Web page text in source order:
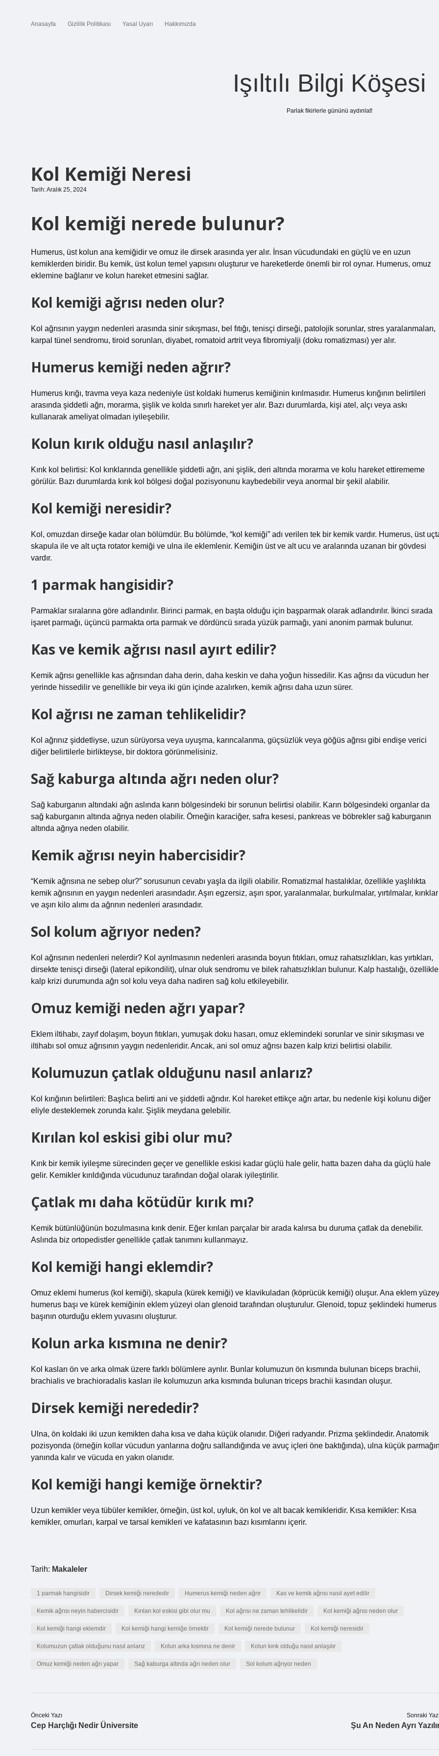
Anasayfa Gizlilik Politikası Yasal Uyarı Hakkımızda
Işıltılı Bilgi Köşesi
Parlak fikirlerle gününü aydınlat!
Kol Kemiği Neresi
Tarih: Aralık 25, 2024
Kol kemiği nerede bulunur?
Humerus, üst kolun ana kemiğidir ve omuz ile dirsek arasında yer alır. İnsan vücudundaki en güçlü ve en uzun
kemiklerden biridir. Bu kemik, üst kolun temel yapısını oluşturur ve hareketlerde önemli bir rol oynar. Humerus, omuz
eklemine bağlanır ve kolun hareket etmesini sağlar.
Kol kemiği ağrısı neden olur?
Kol ağrısının yaygın nedenleri arasında sinir sıkışması, bel fıtığı, tenisçi dirseği, patolojik sorunlar, stres yaralanmaları,
karpal tünel sendromu, tiroid sorunları, diyabet, romatoid artrit veya fibromiyalji (doku romatizması) yer alır.
Humerus kemiği neden ağrır?
Humerus kırığı, travma veya kaza nedeniyle üst koldaki humerus kemiğinin kırılmasıdır. Humerus kırığının belirtileri
arasında şiddetli ağrı, morarma, şişlik ve kolda sınırlı hareket yer alır. Bazı durumlarda, kişi atel, alçı veya askı
kullanarak ameliyat olmadan iyileşebilir.
Kolun kırık olduğu nasıl anlaşılır?
Kırık kol belirtisi: Kol kırıklarında genellikle şiddetli ağrı, ani şişlik, deri altında morarma ve kolu hareket ettirememe
görülür. Bazı durumlarda kırık kol bölgesi doğal pozisyonunu kaybedebilir veya anormal bir şekil alabilir.
Kol kemiği neresidir?
Kol, omuzdan dirseğe kadar olan bölümdür. Bu bölümde, “kol kemiği” adı verilen tek bir kemik vardır. Humerus, üst
skapula ile ve alt uçta rotator kemiği ve ulna ile eklemlenir. Kemiğin üst ve alt ucu ve aralarında uzanan bir gövdesi
vardır.
1 parmak hangisidir?
Parmaklar sıralarına göre adlandırılır. Birinci parmak, en başta olduğu için başparmak olarak adlandırılır. İkinci sırada
işaret parmağı, üçüncü parmakta orta parmak ve dördüncü sırada yüzük parmağı, yani anonim parmak bulunur.
Kas ve kemik ağrısı nasıl ayırt edilir?
Kemik ağrısı genellikle kas ağrısından daha derin, daha keskin ve daha yoğun hissedilir. Kas ağrısı da vücudun her
yerinde hissedilir ve genellikle bir veya iki gün içinde azalırken, kemik ağrısı daha uzun sürer.
Kol ağrısı ne zaman tehlikelidir?
Kol ağrınız şiddetliyse, uzun sürüyorsa veya uyuşma, karıncalanma, güçsüzlük veya göğüs ağrısı gibi endişe verici
diğer belirtilerle birlikteyse, bir doktora görünmelisiniz.
Sağ kaburga altında ağrı neden olur?
Sağ kaburganın altındaki ağrı aslında karın bölgesindeki bir sorunun belirtisi olabilir. Karın bölgesindeki organlar da
sağ kaburganın altında ağrıya neden olabilir. Örneğin karaciğer, safra kesesi, pankreas ve böbrekler sağ kaburganın
altında ağrıya neden olabilir.
Kemik ağrısı neyin habercisidir?
“Kemik ağrısına ne sebep olur?” sorusunun cevabı yaşla da ilgili olabilir. Romatizmal hastalıklar, özellikle yaşlılıkta
kemik ağrısının en yaygın nedenleri arasındadır. Aşırı egzersiz, aşırı spor, yaralanmalar, burkulmalar, yırtılmalar, kırıklar
ve aşırı kilo alımı da ağrının nedenleri arasındadır.
Sol kolum ağrıyor neden?
Kol ağrısının nedenleri nelerdir? Kol ayrılmasının nedenleri arasında boyun fıtıkları, omuz rahatsızlıkları, kas yırtıkları,
dirsekte tenisçi dirseği (lateral epikondilit), ulnar oluk sendromu ve bilek rahatsızlıkları bulunur. Kalp hastalığı, özellikle
kalp krizi durumunda ağrı sol kolu veya daha nadiren sağ kolu etkileyebilir.
Omuz kemiği neden ağrı yapar?
Eklem iltihabı, zayıf dolaşım, boyun fıtıkları, yumuşak doku hasarı, omuz eklemindeki sorunlar ve sinir sıkışması ve
iltihabı sol omuz ağrısının yaygın nedenleridir. Ancak, ani sol omuz ağrısı bazen kalp krizi belirtisi olabilir.
Kolumuzun çatlak olduğunu nasıl anlarız?
Kol kırığının belirtileri: Başlıca belirti ani ve şiddetli ağrıdır. Kol hareket ettikçe ağrı artar, bu nedenle kişi kolunu diğer
eliyle desteklemek zorunda kalır. Şişlik meydana gelebilir.
Kırılan kol eskisi gibi olur mu?
Kırık bir kemik iyileşme sürecinden geçer ve genellikle eskisi kadar güçlü hale gelir, hatta bazen daha da güçlü hale
gelir. Kemikler kırıldığında vücudunuz tarafından doğal olarak iyileştirilir.
Çatlak mı daha kötüdür kırık mı?
Kemik bütünlüğünün bozulmasına kırık denir. Eğer kırılan parçalar bir arada kalırsa bu duruma çatlak da denebilir.
Aslında biz ortopedistler genellikle çatlak tanımını kullanmayız.
Kol kemiği hangi eklemdir?
Omuz eklemi humerus (kol kemiği), skapula (kürek kemiği) ve klavikuladan (köprücük kemiği) oluşur. Ana eklem
humerus başı ve kürek kemiğinin eklem yüzeyi olan glenoid tarafından oluşturulur. Glenoid, topuz şeklindeki humerus
başının oturduğu eklem yuvasını oluşturur.
Kolun arka kısmına ne denir?
Kol kasları ön ve arka olmak üzere farklı bölümlere ayrılır. Bunlar kolumuzun ön kısmında bulunan biceps brachii,
brachialis ve brachioradalis kasları ile kolumuzun arka kısmında bulunan triceps brachii kasından oluşur.
Dirsek kemiği nerededir?
Ulna, ön koldaki iki uzun kemikten daha kısa ve daha küçük olanıdır. Diğeri radyandır. Prizma şeklindedir. Anatomik
pozisyonda (örneğin kollar vücudun yanlarına doğru sallandığında ve avuç içleri öne baktığında), ulna küçük
yanında kalır ve vücuda en yakın olanıdır.
Kol kemiği hangi kemiğe örnektir?
Uzun kemikler veya tübüler kemikler, örneğin, üst kol, uyluk, ön kol ve alt bacak kemikleridir. Kısa kemikler: Kısa
kemikler, omurları, karpal ve tarsal kemikleri ve kafatasının bazı kısımlarını içerir.
Tarih: Makaleler
1 parmak hangisidir Dirsek kemiği nerededir Humerus kemiği neden ağrır Kas ve kemik ağrısı nasıl ayırt edilir
Kemik ağrısı neyin habercisidir Kırılan kol eskisi gibi olur mu Kol ağrısı ne zaman tehlikelidir Kol kemiği ağrısı neden olur
Kol kemiği hangi eklemdir Kol kemiği hangi kemiğe örnektir Kol kemiği nerede bulunur Kol kemiği neresidir
Kolumuzun çatlak olduğunu nasıl anlarız Kolun arka kısmına ne denir Kolun kırık olduğu nasıl anlaşılır
Omuz kemiği neden ağrı yapar Sağ kaburga altında ağrı neden olur Sol kolum ağrıyor neden
Önceki Yazı
Cep Harçlığı Nedir Üniversite
Sonraki
Şu An Neden Ayrı